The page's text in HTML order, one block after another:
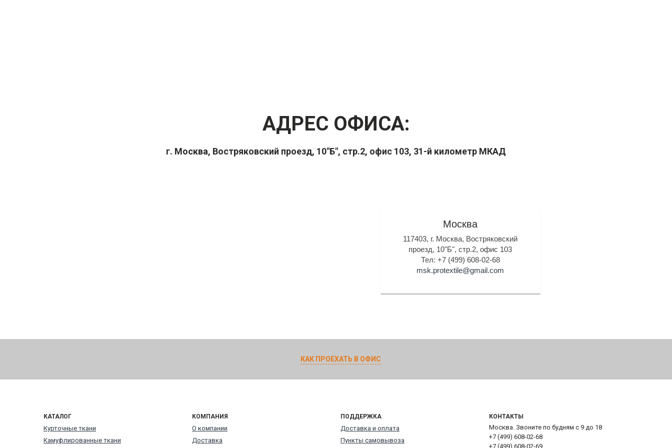
АДРЕС ОФИСА:
г. Москва, Востряковский проезд, 10"Б", стр.2, офис 103, 31-й километр МКАД
Москва
117403, г. Москва, Востряковский
проезд, 10"Б", стр.2, офис 103
Тел: +7 (499) 608-02-68
msk.protextile@gmail.com
КАК ПРОЕХАТЬ В ОФИС
КАТАЛОГ
Курточные ткани
Камуфлированные ткани
КОМПАНИЯ
О компании
Доставка
ПОДДЕРЖКА
Доставка и оплата
Пункты самовывоза
КОНТАКТЫ
Москва. Звоните по будням с 9 до 18
+7 (499) 608-02-68
+7 (499) 608-02-69